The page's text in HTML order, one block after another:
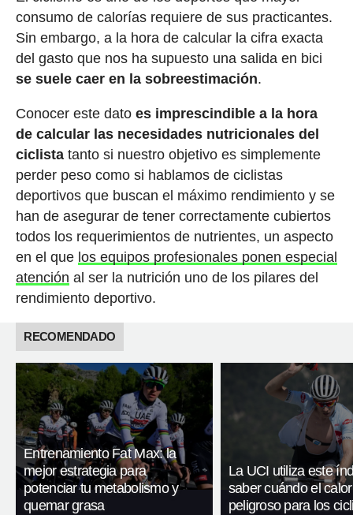
consumo de calorías requiere de sus practicantes.
Sin embargo, a la hora de calcular la cifra exacta
del gasto que nos ha supuesto una salida en bici
se suele caer en la sobreestimación.
Conocer este dato es imprescindible a la hora
de calcular las necesidades nutricionales del
ciclistatanto si nuestro objetivo es simplemente
perder peso como si hablamos de ciclistas
deportivos que buscan el máximo rendimiento y se
han de asegurar de tener correctamente cubiertos
todos los requerimientos de nutrientes, un aspecto
en el que los equipos profesionales ponen especial
atención al ser la nutrición uno de los pilares del
rendimiento deportivo.
RECOMENDADO
Entrenamiento Fat Max: la
mejor estrategia para
potenciar tu metabolismo y
quemar grasa
La UCI utiliza este
saber cuándo el
peligroso para los